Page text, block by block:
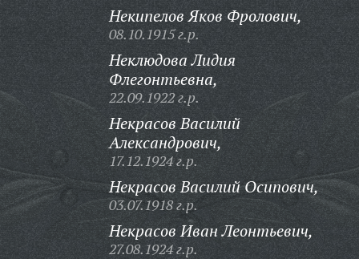
Некипелов Яков Фролович,
08.10.1915 г.р.
Неклюдова Лидия
Флегонтьевна,
22.09.1922 г.р.
Некрасов Василий
Александрович,
17.12.1924 г.р.
Некрасов Василий Осипович,
03.07.1918 г.р.
Некрасов Иван Леонтьевич,
27.08.1924 г.р.